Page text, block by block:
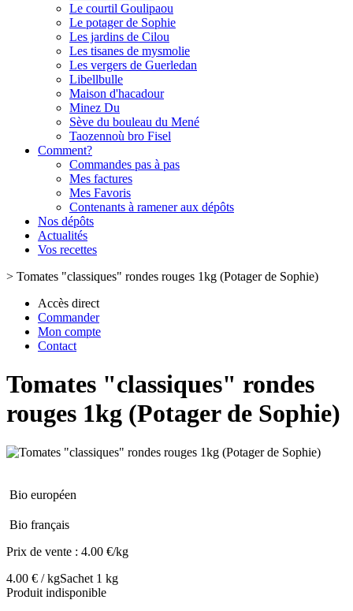
Le courtil Goulipaou
Le potager de Sophie
Les jardins de Cilou
Les tisanes de mysmolie
Les vergers de Guerledan
Libellbulle
Maison d'hacadour
Minez Du
Sève du bouleau du Mené
Taozennoù bro Fisel
Comment?
Commandes pas à pas
Mes factures
Mes Favoris
Contenants à ramener aux dépôts
Nos dépôts
Actualités
Vos recettes
> Tomates "classiques" rondes rouges 1kg (Potager de Sophie)
Accès direct
Commander
Mon compte
Contact
Tomates "classiques" rondes
rouges 1kg (Potager de Sophie)
Bio européen
Bio français
Prix de vente : 4.00 €/kg
4.00 € / kgSachet 1 kg
Produit indisponible